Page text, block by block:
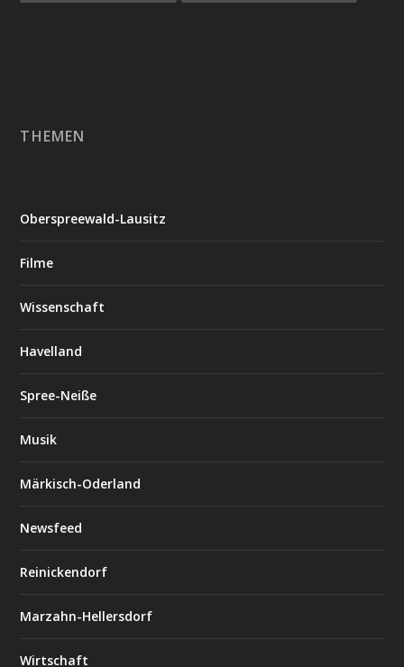
THEMEN
Oberspreewald-Lausitz
Filme
Wissenschaft
Havelland
Spree-Neiße
Musik
Märkisch-Oderland
Newsfeed
Reinickendorf
Marzahn-Hellersdorf
Wirtschaft